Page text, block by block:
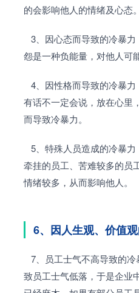
的会影响他人的情绪及心态。
怨是一种负能量，对他人可
有话不一定会说，放在心里
而导致冷暴力。
牵挂的员工、苦难较多的员
情绪较多，从而影响他人。
6、因人生观、价值
致员工士气低落，于是企业